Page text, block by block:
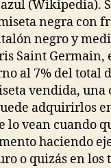
(Wikipedia).
negra con
negro y
Saint
al 7% del total
vendida,
adquirirlos
lo vean cuando
haciendo
o quizás en los